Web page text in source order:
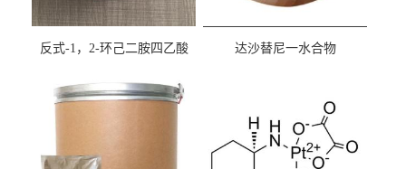
反式-1，2-环己二胺四乙酸
达沙替尼一水合物